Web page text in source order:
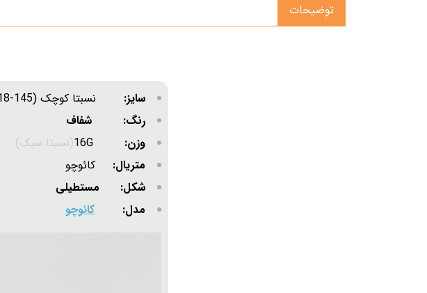
توضیحات
سایز: نسبتا کوچک (145-18□50)
رنگ: شفاف
وزن:
(نسبتا سبک)
متریال:
کائوچو
شکل: مستطیلی
مدل: کائوچو